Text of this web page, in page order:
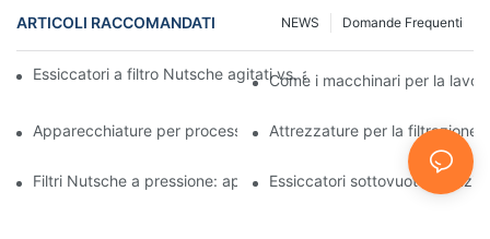
ARTICOLI RACCOMANDATI Domande Frequenti
NEWS
Essiccatori a filtro Nutsche agitati vs. altri metodi di
Come i macchinari per la
Apparecchiature per processi industriali: innovazioni che
Attrezzature per la filtrazione
Filtri Nutsche a pressione: applicazioni nell'industria chimica e
Essiccatori sottovuoto: